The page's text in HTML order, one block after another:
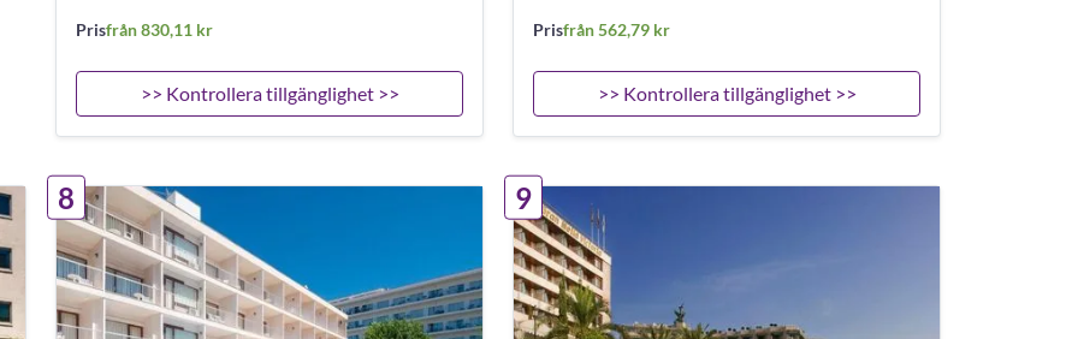
Prisfrån 830,11 kr
>> Kontrollera tillgänglighet >>
Prisfrån 562,79 kr
>> Kontrollera tillgänglighet >>
8 9